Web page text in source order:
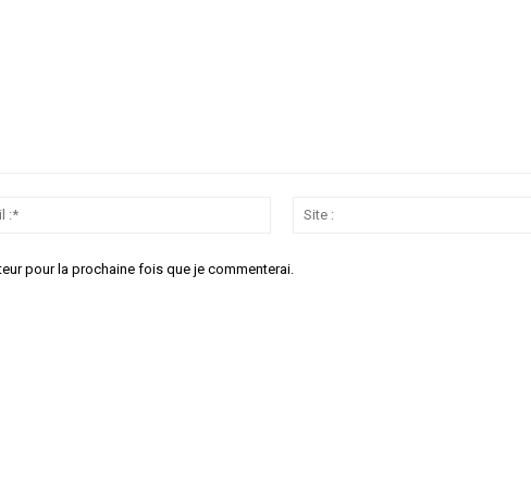
Email
pour la prochaine fois que je commenterai.